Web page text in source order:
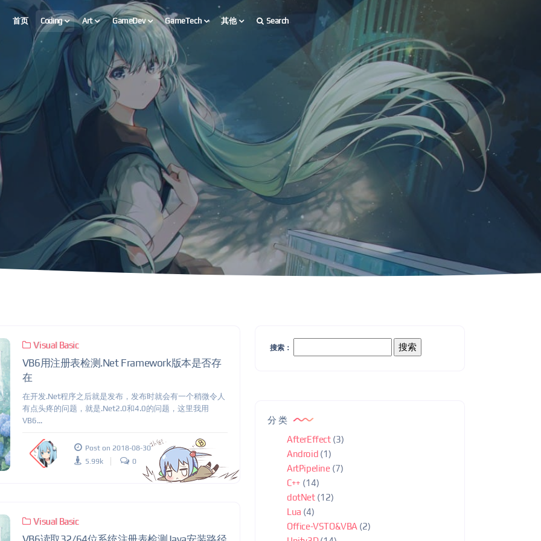
首页 Coding Art GameDev GameTech 其他 Search
Visual Basic
VB6用注册表检测.Net Framework版本是否存
在
在开发.Net程序之后就是发布，发布时就会有一个稍微令人
有点头疼的问题，就是.Net2.0和4.0的问题，这里我用
VB6...
Post on 2018-08-30
5.99k
0
Visual Basic
搜索：
分类
AfterEffect(3)
Android (1)
ArtPipeline (7)
C++ (14)
dotNet(12)
Lua (4)
Office-VSTO&VBA (2)